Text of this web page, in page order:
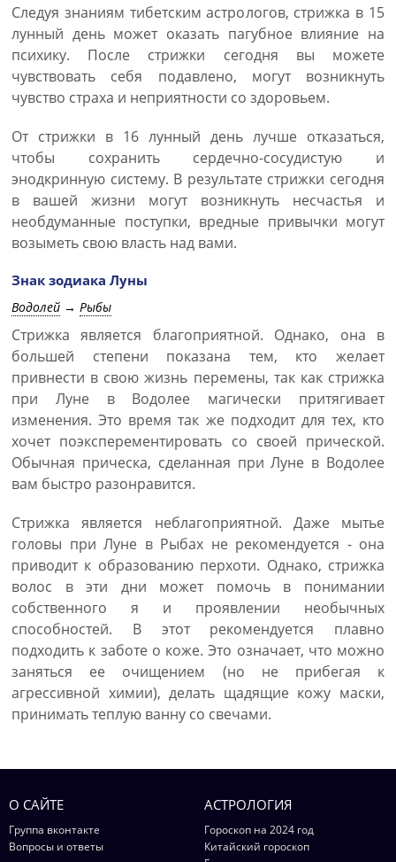
Следуя знаниям тибетским астрологов, стрижка в 15
лунный день может оказать пагубное влияние на
психику. После стрижки сегодня вы можете
чувствовать себя подавлено, могут возникнуть
чувство страха и неприятности со здоровьем.
От стрижки в 16 лунный день лучше отказаться,
чтобы сохранить сердечно-сосудистую и
энодкринную систему. В результате стрижки сегодня
в вашей жизни могут возникнуть несчастья и
необдуманные поступки, вредные привычки могут
возыметь свою власть над вами.
Знак зодиака Луны
Водолей → Рыбы
Стрижка является благоприятной. Однако, она в
большей степени показана тем, кто желает
привнести в свою жизнь перемены, так как стрижка
при Луне в Водолее магически притягивает
изменения. Это время так же подходит для тех, кто
хочет поэксперементировать со своей прической.
Обычная прическа, сделанная при Луне в Водолее
вам быстро разонравится.
Стрижка является неблагоприятной. Даже мытье
головы при Луне в Рыбах не рекомендуется - она
приводит к образованию перхоти. Однако, стрижка
волос в эти дни может помочь в понимании
собственного я и проявлении необычных
способностей. В этот рекомендуется плавно
подходить к заботе о коже. Это означает, что можно
заняться ее очищением (но не прибегая к
агрессивной химии), делать щадящие кожу маски,
принимать теплую ванну со свечами.
О САЙТЕ
Группа вконтакте
Вопросы и ответы
АСТРОЛОГИЯ
Гороскоп на 2024 год
Китайский гороскоп